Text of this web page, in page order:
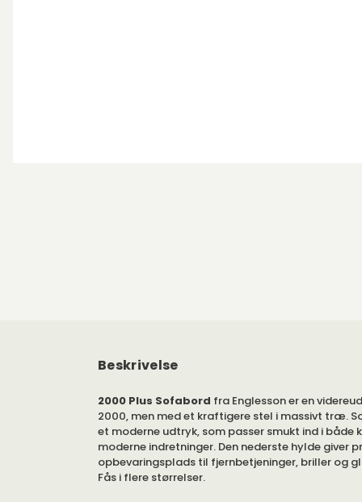
Beskrivelse
2000 Plus Sofabord fra Englesson er en
2000, men med et kraftigere stel i massivt træ.
et moderne udtryk, som passer smukt ind i både
moderne indretninger. Den nederste hylde giver
opbevaringsplads til fjernbetjeninger, briller og
Fås i flere størrelser.